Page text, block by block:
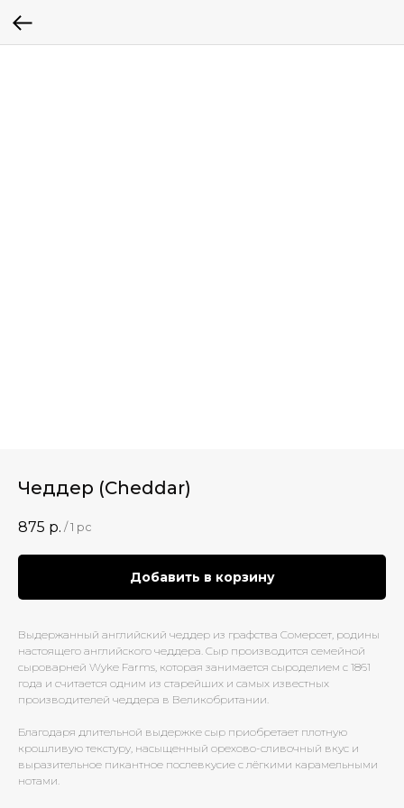
Чеддер (Cheddar)
875 р. / 1 pc
Добавить в корзину
Выдержанный английский чеддер из графства Сомерсет, родины
настоящего английского чеддера. Сыр производится семейной
сыроварней Wyke Farms, которая занимается сыроделием с 1861
года и считается одним из старейших и самых известных
производителей чеддера в Великобритании.
Благодаря длительной выдержке сыр приобретает плотную
крошливую текстуру, насыщенный орехово-сливочный вкус и
выразительное пикантное послевкусие с лёгкими карамельными
нотами.